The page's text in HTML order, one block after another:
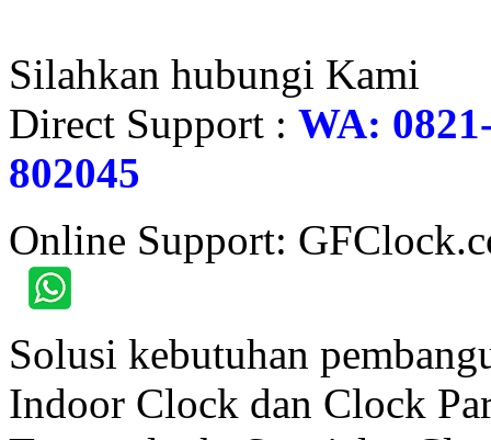
Silahkan hubungi Kami
Direct Support : WA:
802045
Online Support:
Solusi kebutuhan
Indoor Clock dan Clock